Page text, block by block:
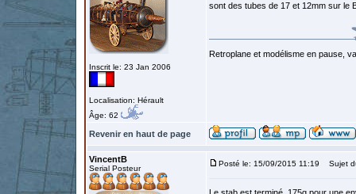
Inscrit le: 23 Jan 2006
Localisation: Hérault
Âge: 62
sont des tubes de 17 et 12mm sur le
Retroplane et modélisme en pause,
Revenir en haut de page
VincentB
Serial Posteur
Posté le: 15/09/2015 11:19 Sujet